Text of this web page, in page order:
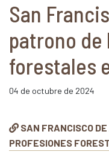
San
patrono
forestales
04 de octubre de 2024
SAN FRANCISCO
PROFESIONES